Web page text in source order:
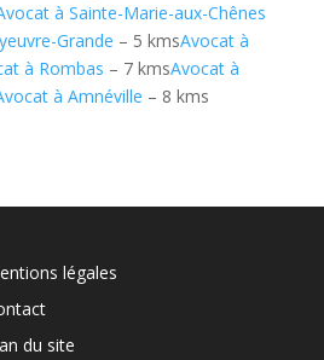
à Sainte-Marie-aux-Chênes
Grande – 5 kmsAvocat à
à Rombas – 7 kmsAvocat à
à Amnéville – 8 kms
légales
du site